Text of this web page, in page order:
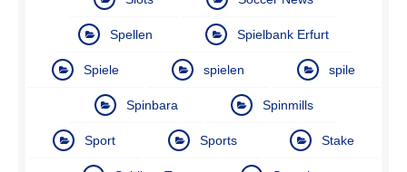
Spellen Spielbank Erfurt
Spiele spielen spile
Spinbara Spinmills
Sport Sports Stake